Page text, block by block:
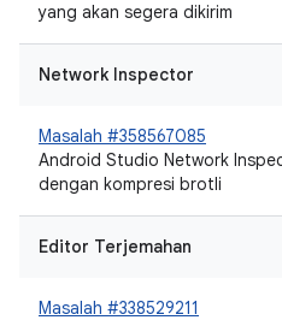
yang akan segera dikirim
Network Inspector
Masalah #358567085
Android Studio Network
dengan kompresi brotli
Editor Terjemahan
Masalah #338529211